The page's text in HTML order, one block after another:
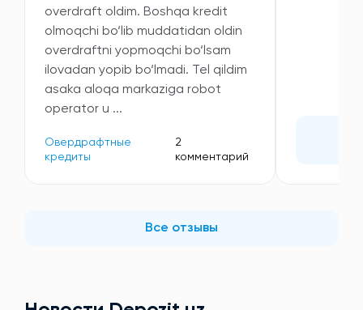
overdraft oldim. Boshqa kredit
olmoqchi bo‘lib muddatidan oldin
overdraftni yopmoqchi bo‘lsam
ilovadan yopib bo‘lmadi. Tel qildim
asaka aloqa markaziga robot
operator u ...
Овердрафтные
кредиты
2
комментарий
Все отзывы